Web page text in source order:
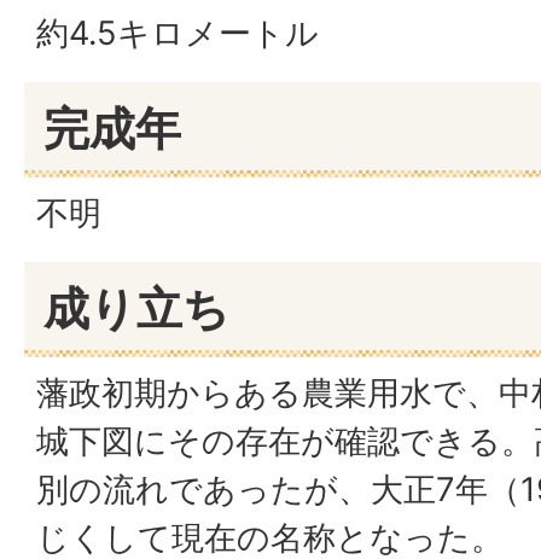
約4.5キロメートル
完成年
不明
成り立ち
藩政初期からある農業用水で、
城下図にその存在が確認できる
別の流れであったが、大正7年（
じくして現在の名称となった。